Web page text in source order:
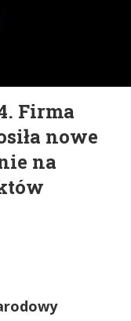
Firma
nowe
na